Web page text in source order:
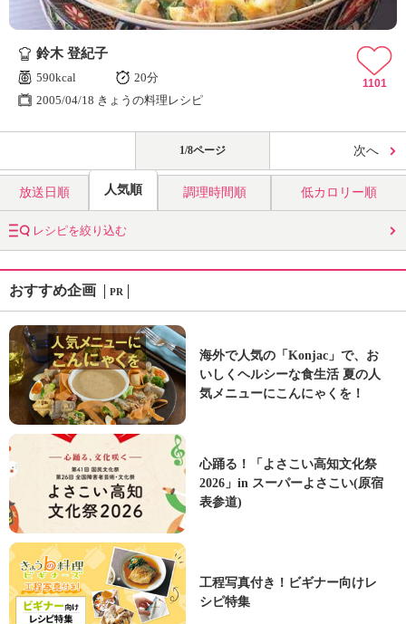
鈴木 登紀子
590kcal
20分
2005/04/18 きょうの料理レシピ
1101
1/8ページ 次へ
放送日順 人気順 調理時間順 低カロリー順
レシピを絞り込む
おすすめ企画 PR
海外で人気の「Konjac」で、お
いしくヘルシーな食生活 夏の人
気メニューにこんにゃくを！
心踊る！「よさこい高知文化祭
2026」in スーパーよさこい(原宿
表参道)
工程写真付き！ビギナー向けレ
シピ特集